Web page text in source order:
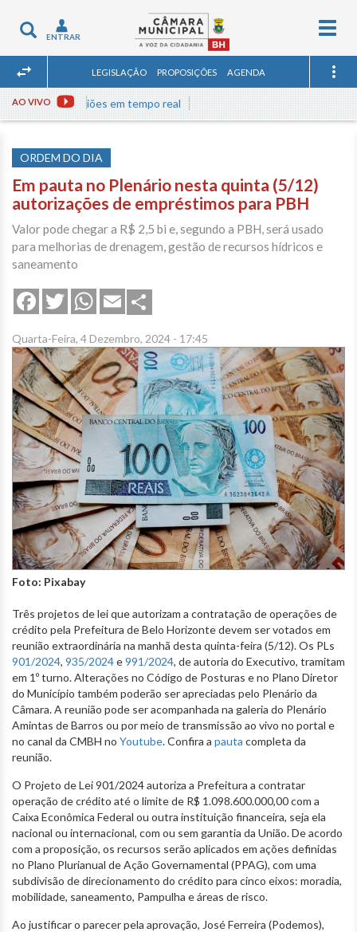
Toggle
navigation
ENTRAR
LEGISLAÇÃO PROPOSIÇÕES AGENDA
AO VIVO
às reuniões em tempo real
ORDEM DO DIA
Em pauta no Plenário nesta quinta (5/12)
autorizações de empréstimos para PBH
Valor pode chegar a R$ 2,5 bi e, segundo a PBH, será usado
para melhorias de drenagem, gestão de recursos hídricos e
saneamento
FacebookTwitterWhatsApp
Email
Quarta-Feira, 4 Dezembro, 2024 - 17:45
Foto: Pixabay
Três projetos de lei que autorizam a contratação de operações de
crédito pela Prefeitura de Belo Horizonte devem ser votados em
reunião extraordinária na manhã desta quinta-feira (5/12). Os PLs
901/2024, 935/2024e991/2024, de autoria do Executivo, tramitam
em 1º turno. Alterações no Código de Posturas e no Plano Diretor
do Município também poderão ser apreciadas pelo Plenário da
Câmara. A reunião pode ser acompanhada na galeria do Plenário
Amintas de Barros ou por meio de transmissão ao vivo no portal e
no canal da CMBH no Youtube. Confira a pauta completa da
reunião.
O Projeto de Lei 901/2024 autoriza a Prefeitura a contratar
operação de crédito até o limite de R$ 1.098.600.000,00 com a
Caixa Econômica Federal ou outra instituição financeira, seja ela
nacional ou internacional, com ou sem garantia da União. De acordo
com a proposição, os recursos serão aplicados em ações definidas
no Plano Plurianual de Ação Governamental (PPAG), com uma
subdivisão de direcionamento do crédito para cinco eixos: moradia,
mobilidade, saneamento, Pampulha e áreas de risco.
Ao justificar o parecer pela aprovação, José Ferreira (Podemos),